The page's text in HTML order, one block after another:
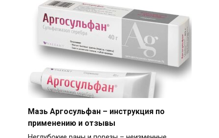
Мазь Аргосульфан – инструкция по
применению и отзывы